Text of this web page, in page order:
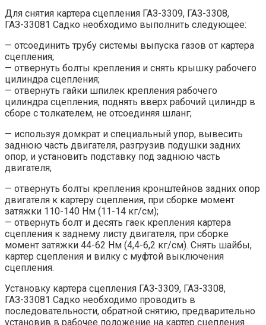
Для снятия картера сцепления ГАЗ-3309, ГАЗ-3308,
ГАЗ-33081 Садко необходимо выполнить следующее:
— отсоединить трубу системы выпуска газов от картера
сцепления;
— отвернуть болты крепления и снять крышку рабочего
цилиндра сцепления;
— отвернуть гайки шпилек крепления рабочего
цилиндра сцепления, поднять вверх рабочий цилиндр в
сборе с толкателем, не отсоединяя шланг;
— используя домкрат и специальный упор, вывесить
заднюю часть двигателя, разгрузив подушки задних
опор, и установить подставку под заднюю часть
двигателя;
— отвернуть болты крепления кронштейнов задних опор
двигателя к картеру сцепления, при сборке момент
затяжки 110-140 Нм (11-14 кг/см);
— отвернуть болт и десять гаек крепления картера
сцепления к заднему листу двигателя, при сборке
момент затяжки 44-62 Нм (4,4-6,2 кг/см). Снять шайбы,
картер сцепления и вилку с муфтой выключения
сцепления.
Установку картера сцепления ГАЗ-3309, ГАЗ-3308,
ГАЗ-33081 Садко необходимо проводить в
последовательности, обратной снятию, предварительно
установив в рабочее положение на картер сцепления